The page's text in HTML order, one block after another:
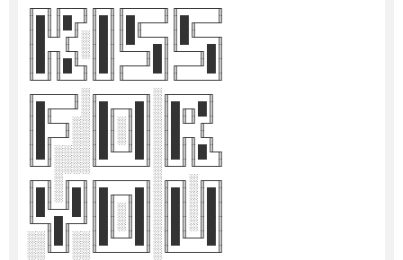
╓─╖╓──╖╓─╖╓────╖╓────╖
║█║║█╓╜║█║║█╓──╜║█╓──╜
║█╙╜╓╜░║█║║█╙──╖║█╙──╖
║█╓╖╙╖░║█║╙──╖█║╙──╖█║
║█║║█╙╖║█║╓──╜█║╓──╜█║
╙─╜╙──╜╙─╜╙────╜╙────╜
╓────╖░╓─────╖░╓────╖
║█╓──╜░║█╓─╖█║░║█╓╖█║
║█╙─╖░░║█║░║█║░║█╙╜╓╜
║█╓─╜░░║█║░║█║░║█╓╖╙╖
║█║░░░░║█╙─╜█║░║█║║█╙╖
╙─╜░░░░╙─────╜░╙─╜╙──╜
╓─╖░╓─╖╓─────╖░╓─╖░╓─╖
║█║░║█║║█╓─╖█║░║█║░║█║
║█╙─╜█║║█║░║█║░║█║░║█║
╙─╖█╓─╜║█║░║█║░║█║░║█║
░░║█║░░║█╙─╜█║░║█╙─╜█║
░░╙─╜░░╙─────╜░╙─────╜